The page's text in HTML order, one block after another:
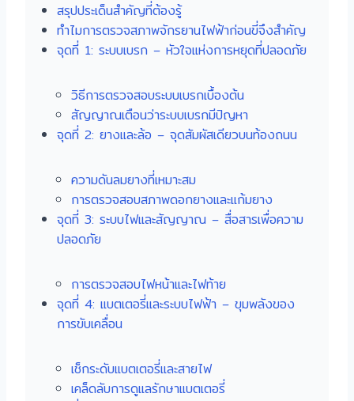
สรุปประเด็นสำคัญที่ต้องรู้
ทำไมการตรวจสภาพจักรยานไฟฟ้าก่อนขี่จึงสำคัญ
จุดที่ 1: ระบบเบรก – หัวใจแห่งการหยุดที่ปลอดภัย
วิธีการตรวจสอบระบบเบรกเบื้องต้น
สัญญาณเตือนว่าระบบเบรกมีปัญหา
จุดที่ 2: ยางและล้อ – จุดสัมผัสเดียวบนท้องถนน
ความดันลมยางที่เหมาะสม
การตรวจสอบสภาพดอกยางและแก้มยาง
จุดที่ 3: ระบบไฟและสัญญาณ – สื่อสารเพื่อความ
ปลอดภัย
การตรวจสอบไฟหน้าและไฟท้าย
จุดที่ 4: แบตเตอรี่และระบบไฟฟ้า – ขุมพลังของ
การขับเคลื่อน
เช็กระดับแบตเตอรี่และสายไฟ
เคล็ดลับการดูแลรักษาแบตเตอรี่